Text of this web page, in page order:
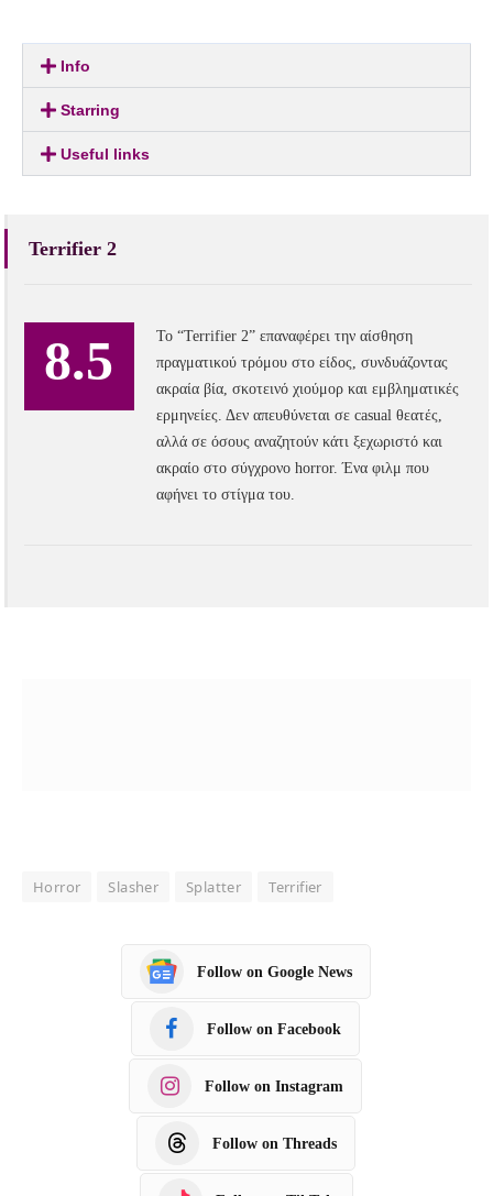
Info
Starring
Useful links
Terrifier 2
8.5
Το “Terrifier 2” επαναφέρει την αίσθηση
πραγματικού τρόμου στο είδος, συνδυάζοντας
ακραία βία, σκοτεινό χιούμορ και εμβληματικές
ερμηνείες. Δεν απευθύνεται σε casual θεατές,
αλλά σε όσους αναζητούν κάτι ξεχωριστό και
ακραίο στο σύγχρονο horror. Ένα φιλμ που
αφήνει το στίγμα του.
Horror Slasher Splatter Terrifier
Follow on Google News
Follow on Facebook
Follow on Instagram
Follow on Threads